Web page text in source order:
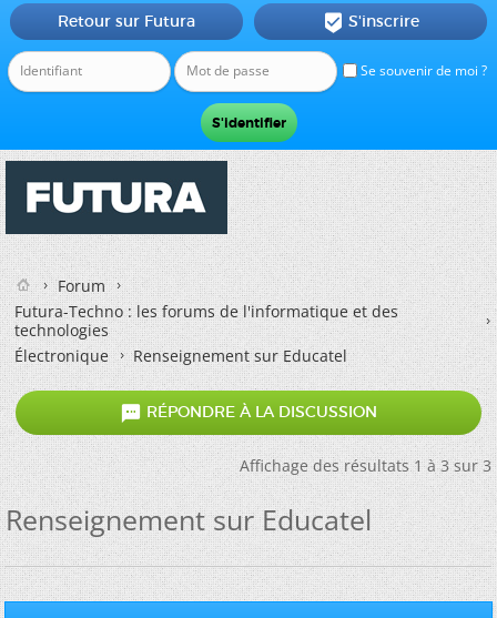
Se souvenir de moi ?
Retour sur Futura  S'inscrire
Forum
Futura-Techno : les forums de l'informatique et des
technologies
Électronique
Renseignement sur Educatel
 RÉPONDRE À LA DISCUSSION
Affichage des résultats 1 à 3 sur 3
Renseignement sur Educatel